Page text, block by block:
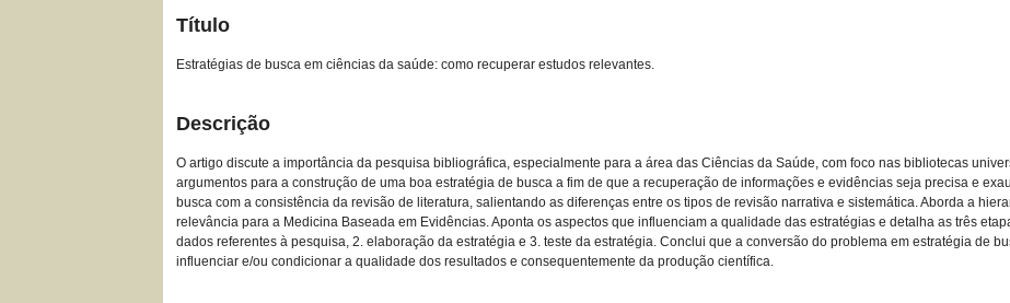
Título
Estratégias de busca em ciências da saúde: como recuperar estudos relevantes.
Descrição
O artigo discute a importância da pesquisa bibliográfica, especialmente para a área das Ciências da Saúde, com foco nas bibliotecas
argumentos para a construção de uma boa estratégia de busca a fim de que a recuperação de informações e evidências seja precisa e
busca com a consistência da revisão de literatura, salientando as diferenças entre os tipos de revisão narrativa e sistemática. Aborda a
relevância para a Medicina Baseada em Evidências. Aponta os aspectos que influenciam a qualidade das estratégias e detalha as três
dados referentes à pesquisa, 2. elaboração da estratégia e 3. teste da estratégia. Conclui que a conversão do problema em estratégia de
influenciar e/ou condicionar a qualidade dos resultados e consequentemente da produção científica.